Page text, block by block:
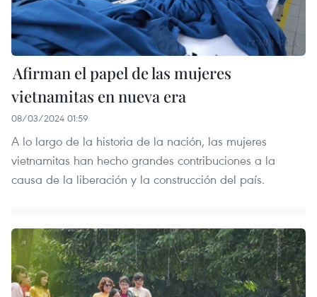
Afirman el papel de las mujeres
vietnamitas en nueva era
08/03/2024 01:59
A lo largo de la historia de la nación, las mujeres
vietnamitas han hecho grandes contribuciones a la
causa de la liberación y la construcción del país.